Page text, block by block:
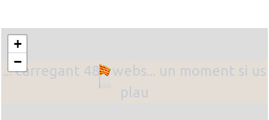
... carregant 484 webs... un moment si us
plau
+
−